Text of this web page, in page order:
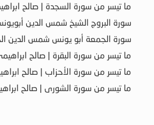
ما تيسر من سورة السجدة | صالح
سورة البروج الشيخ شمس الدين أبويونس
سورة الجمعة أبو يونس شمس الدين
ما تيسر من سورة البقرة | صالح
ما تيسر من سورة الأحزاب | صالح
ما تيسر من سورة الشورى | صالح